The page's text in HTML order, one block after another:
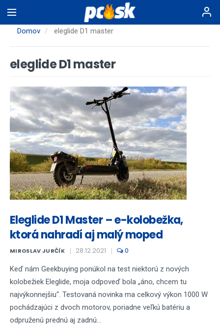
na
hlavnýDomov eleglide D1 master
eleglide D1 master
Eleglide D1 Master – e-kolobežka,
ktorá nahradí aj malý moped
MIROSLAV JURČÍK 28.12.2021 0
Keď nám Geekbuying ponúkol na test niektorú z nových
kolobežiek Eleglide, moja odpoveď bola „áno, chcem tu
najvýkonnejšiu“. Testovaná novinka ma celkový výkon 1000 W
pochádzajúci z dvoch motorov, poriadne veľkú batériu a
odpruženú prednú aj zadnú...